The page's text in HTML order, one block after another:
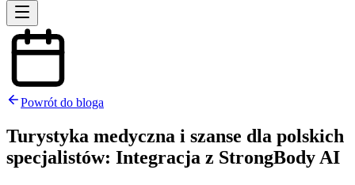
Powrót do bloga
Turystyka medyczna i szanse dla polskich
specjalistów: Integracja z StrongBody AI